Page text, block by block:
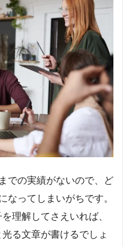
での実績がないので、ど
なってしまいがちです。
理解してさえいれば、
る文章が書けるでしょ